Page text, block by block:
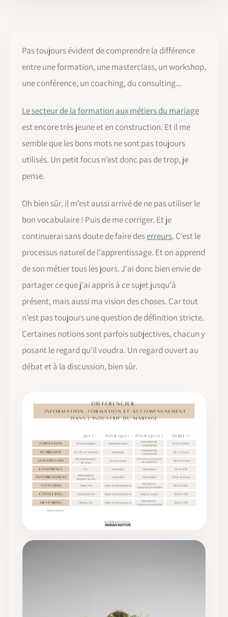
Pas toujours évident de comprendre la différence
entre une formation, une masterclass, un workshop,
une conférence, un coaching, du consulting...
Le secteur de la formation aux métiers du mariage
est encore très jeune et en construction. Et il me
semble que les bons mots ne sont pas toujours
utilisés. Un petit focus n'est donc pas de trop, je
pense.
Oh bien sûr, il m'est aussi arrivé de ne pas utiliser le
bon vocabulaire ! Puis de me corriger. Et je
continuerai sans doute de faire deserreurs. C'est le
processus naturel de l'apprentissage. Et on apprend
de son métier tous les jours. J'ai donc bien envie de
partager ce que j'ai appris à ce sujet jusqu'à
présent, mais aussi ma vision des choses. Car tout
n'est pas toujours une question de définition stricte.
Certaines notions sont parfois subjectives, chacun y
posant le regard qu'il voudra. Un regard ouvert au
débat et à la discussion, bien sûr.